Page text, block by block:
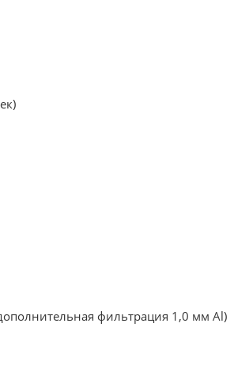
фильтрация 1,0 мм Аl)